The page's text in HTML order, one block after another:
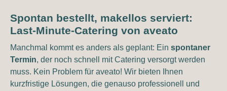
Spontan bestellt, makellos serviert:
Last-Minute-Catering von aveato
Manchmal kommt es anders als geplant: Ein spontaner
Termin, der noch schnell mit Catering versorgt werden
muss. Kein Problem für aveato! Wir bieten Ihnen
kurzfristige Lösungen, die genauso professionell und